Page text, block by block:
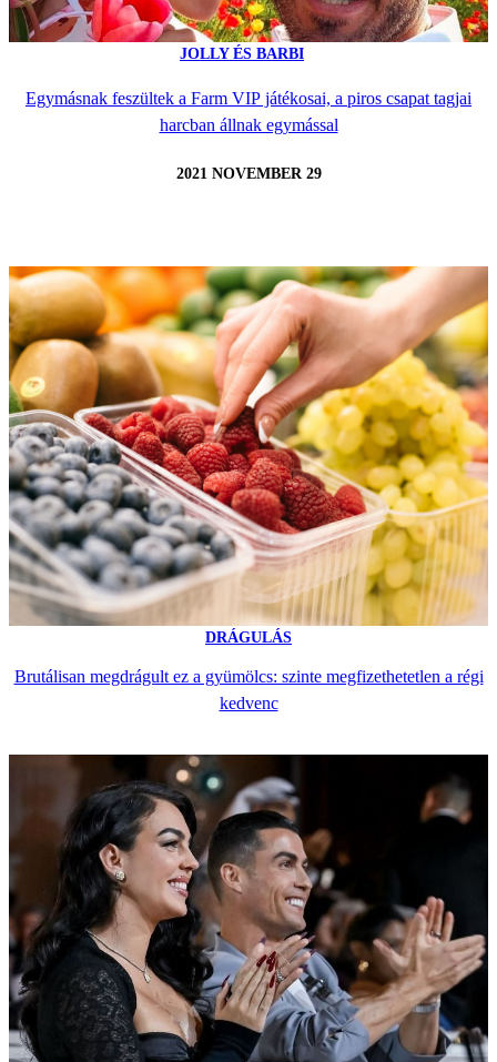
JOLLY ÉS BARBI
Egymásnak feszültek a Farm VIP játékosai, a piros csapat tagjai
harcban állnak egymással
2021 NOVEMBER 29
DRÁGULÁS
Brutálisan megdrágult ez a gyümölcs: szinte megfizethetetlen a régi
kedvenc